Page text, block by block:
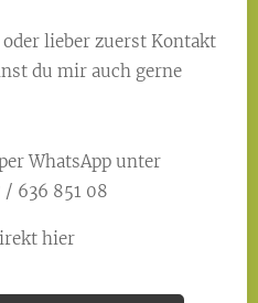
lieber zuerst Kontakt
du mir auch gerne
WhatsApp unter
636 851 08
hier